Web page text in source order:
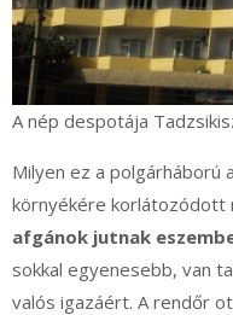
A nép despotája
Milyen ez a polgárháború
környékére korlátozódott
afgánok jutnak
sokkal egyenesebb, van
valós igazáért. A rendőr